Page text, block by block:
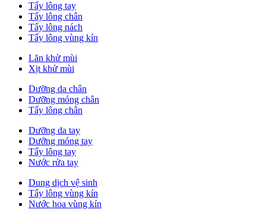
Tẩy lông tay
Tẩy lông chân
Tẩy lông nách
Tẩy lông vùng kín
Lăn khử mùi
Xịt khử mùi
Dưỡng da chân
Dưỡng móng chân
Tẩy lông chân
Dưỡng da tay
Dưỡng móng tay
Tẩy lông tay
Nước rửa tay
Dung dịch vệ sinh
Tẩy lông vùng kín
Nước hoa vùng kín